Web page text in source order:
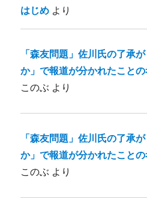
はじめ より
「森友問題」佐川氏の了承
か」で報道が分かれたこと
このぶ より
「森友問題」佐川氏の了承
か」で報道が分かれたこと
このぶ より